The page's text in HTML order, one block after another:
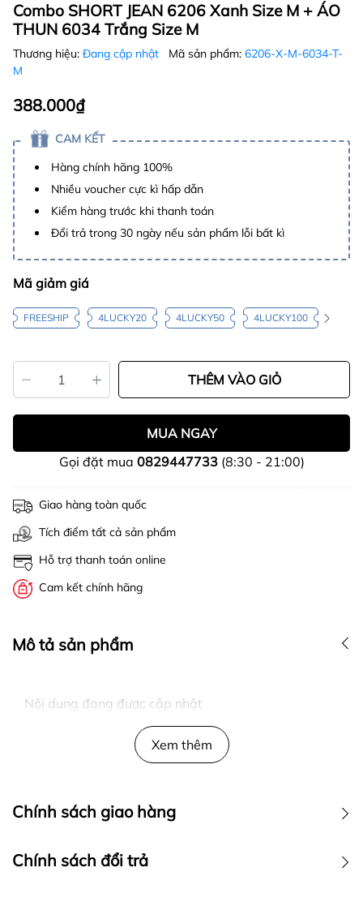
Combo SHORT JEAN 6206 Xanh Size M + ÁO
THUN 6034 Trắng Size M
Thương hiệu: Đang cập nhật Mã sản phẩm: 6206-X-M-6034-T-
M
388.000₫
CAM KẾT
Hàng chính hãng 100%
Nhiều voucher cực kì hấp dẫn
Kiểm hàng trước khi thanh toán
Đổi trả trong 30 ngày nếu sản phẩm lỗi bất kì
Mã giảm giá
FREESHIP 4LUCKY20 4LUCKY50 4LUCKY100
THÊM VÀO GIỎ
MUA NGAY
Gọi đặt mua 0829447733(8:30 - 21:00)
Giao hàng toàn quốc
Tích điểm tất cả sản phẩm
Hỗ trợ thanh toán online
Cam kết chính hãng
Mô tả sản phẩm
Nội dung đang được cập nhật
Xem thêm
Chính sách giao hàng
Chính sách đổi trả